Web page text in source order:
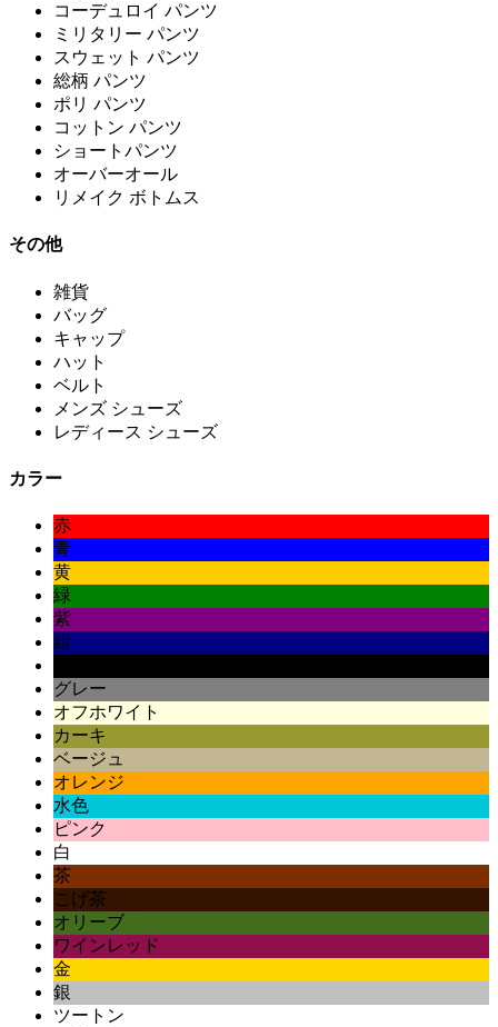
コーデュロイ パンツ
ミリタリー パンツ
スウェット パンツ
総柄 パンツ
ポリ パンツ
コットン パンツ
ショートパンツ
オーバーオール
リメイク ボトムス
その他
雑貨
バッグ
キャップ
ハット
ベルト
メンズ シューズ
レディース シューズ
カラー
赤
青
黄
緑
紫
紺
グレー
オフホワイト
カーキ
ベージュ
オレンジ
水色
ピンク
白
茶
こげ茶
オリーブ
ワインレッド
金
銀
ツートン